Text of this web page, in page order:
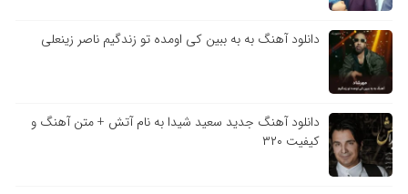
دانلود آهنگ به به ببین کی اومده تو زندگیم ناصر زینعلی
دانلود آهنگ جدید سعید شیدا به نام آتش + متن آهنگ و
کیفیت ۳۲۰